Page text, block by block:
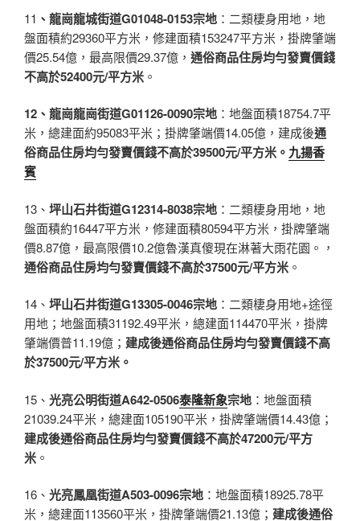
11 、龍崗龍城街道G01048-0153宗地 ：二類棲身用地，地
盤面積約29360平方米，修建面積153247平方米，掛牌肇端
價25.54億，最高限價29.37億， 通俗商品住房均勻發賣價錢
不高於52400元/平方米 。
12、龍崗龍崗街道G01126-0090宗地 ：地盤面積18754.7平
米，總建面約95083平米；掛牌肇端價14.05億，建成後通
俗商品住房均勻發賣價錢不高於39500元/平方米。 九揚香
賓
13、 坪山石井街道G12314-8038宗地 ：二類棲身用地，地
盤面積約16447平方米，修建面積80594平方米，掛牌肇端
價8.87億，最高限價10.2億魯漢真傻現在淋著大雨花園。，
通俗商品住房均勻發賣價錢不高於37500元/平方米 。
14、 坪山石井街道G13305-0046宗地 ：二類棲身用地+途徑
用地；地盤面積31192.49平米，總建面114470平米，掛牌
肇端價普11.19億； 建成後通俗商品住房均勻發賣價錢不高
於37500元/平方米。
15、 光亮公明街道A642-0506泰隆新象宗地 ：地盤面積
21039.24平米，總建面105190平米，掛牌肇端價14.43億；
建成後通俗商品住房均勻發賣價錢不高於47200元/平方
米 。
16、 光亮鳳凰街道A503-0096宗地 ：地盤面積18925.78平
米，總建面113560平米，掛牌肇端價21.13億； 建成後通俗